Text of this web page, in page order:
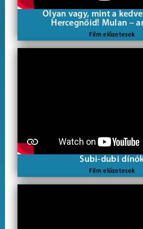
Olyan vagy, mint a
Hercegnőid! Mulan –
Film előzetesek
Subi-dubi
Film előzetesek